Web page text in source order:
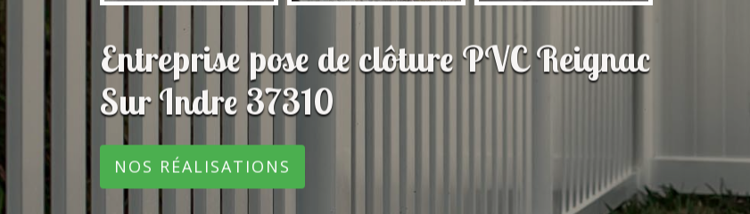
Entreprise pose de clôture PVC Reignac
Sur Indre 37310
NOS RÉALISATIONS